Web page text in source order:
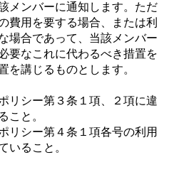
メンバーに通知します。ただ
費用を要する場合、または利
場合であって、当該メンバー
要なこれに代わるべき措置を
を講じるものとします。
リシー第３条１項、２項に違
こと。
リシー第４条１項各号の利用
いること。